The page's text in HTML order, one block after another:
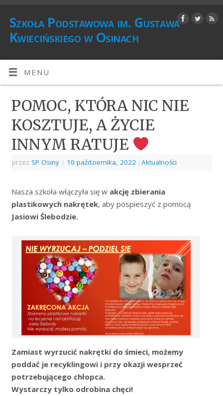
Szkoła Podstawowa im. Gustawa
Kwiecińskiego w Osinach
MENU
POMOC, KTÓRA NIC NIE
KOSZTUJE, A ŻYCIE
INNYM RATUJE
przez SP Osiny | 10 października, 2022 |Aktualności
Nasza szkoła włączyła się w akcję zbierania
plastikowych nakrętek, aby pospieszyć z pomocą
Jasiowi Ślebodzie.
Zamiast wyrzucić nakrętki do śmieci, możemy
poddać je recyklingowi i przy okazji wesprzeć
potrzebującego chłopca.
Wystarczy tylko odrobina chęci!